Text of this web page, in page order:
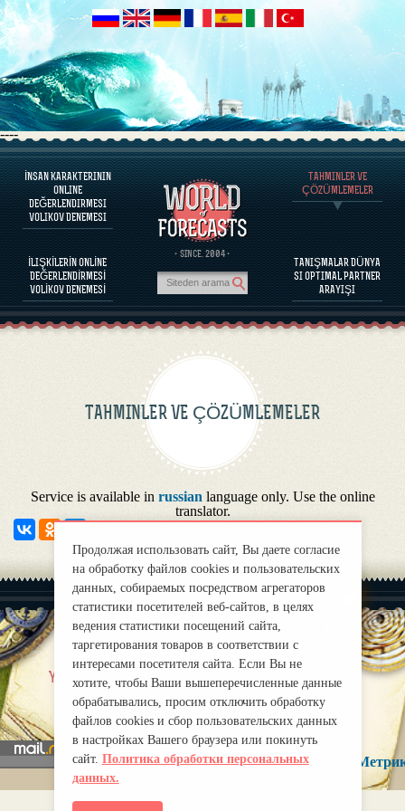
----
İNSAN KARAKTERININ
ONLINE
DEĞERLENDIRMESI
VOLIKOV DENEMESI
İLIŞKİLERİN ONLİNE
DEĞERLENDİRMESİ
VOLİKOV DENEMESİ
· SINCE. 2004 ·
TAHMINLER VE
ÇÖZÜMLEMELER
TANIŞMALAR DÜNYA
SI OPTIMAL PARTNER
ARAYIŞI
PROGRAM HAKKINDA
İNSAN KARAKTERINI DEĞERLENDIRINIZ
ÜNLÜ KIŞILIKLERI KARAKTER DEĞERLENDIRILMESI
PROGRAM HAKKINDA
PARTNERLERIN BAĞDAŞABILIRLIĞINI DEĞERLENDIRINIZ
TAHMINLER VE ÇÖZÜMLEMELER
TAHMINLER VE ÇÖZÜMLEMELER
Service is available in russian language only. Use the online
translator.
Yaklas?k
Правила
mirprognoz@mail.ru
Продолжая использовать сайт, Вы даете согласие
на обработку файлов cookies и пользовательских
данных, собираемых посредством агрегаторов
статистики посетителей веб-сайтов, в целях
ведения статистики посещений сайта,
таргетирования товаров в соответствии с
интересами посетителя сайта. Если Вы не
хотите, чтобы Ваши вышеперечисленные данные
обрабатывались, просим отключить обработку
файлов cookies и сбор пользовательских данных
в настройках Вашего браузера или покинуть
сайт. Политика обработки персональных
данных.